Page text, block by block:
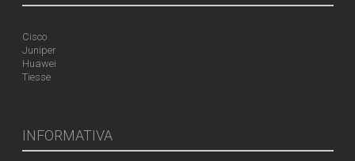
Cisco
Juniper
Huawei
Tiesse
INFORMATIVA